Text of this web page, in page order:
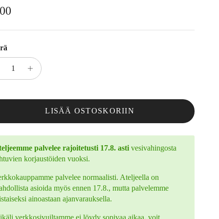
LISÄÄ OSTOSKORIIN
palvelee rajoitetusti 17.8. astivesivahingosta
korjaustöiden vuoksi.
palvelee normaalisti. Ateljeella on
asioida myös ennen 17.8., mutta palvelemme
ainoastaan ajanvarauksella.
verkkosivuiltamme ei löydy sopivaa aikaa, voit